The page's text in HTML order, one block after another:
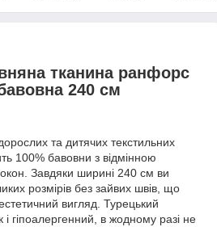
тканина ранфорс
240 см
та дитячих текстильних
100% бавовни з відмінною
Завдяки ширині 240 см ви
розмірів без зайвих швів, що
вигляд. Турецький
гіпоалергенний, в жодному разі не